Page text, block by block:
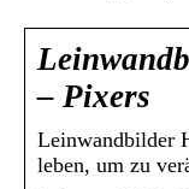
– Pixers
Leinwandbilder
leben, um zu